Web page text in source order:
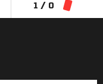
1 / 0